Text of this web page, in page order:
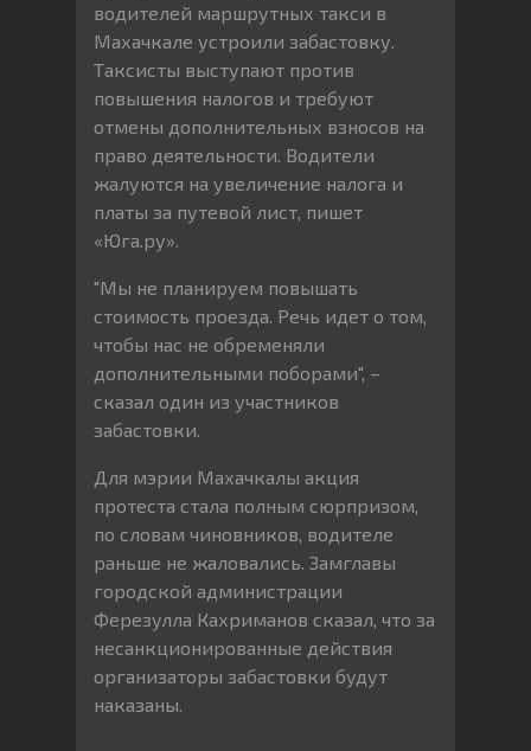
водителей маршрутных такси в
Махачкале устроили забастовку.
Таксисты выступают против
повышения налогов и требуют
отмены дополнительных взносов на
право деятельности. Водители
жалуются на увеличение налога и
платы за путевой лист, пишет
«Юга.ру».
"Мы не планируем повышать
стоимость проезда. Речь идет о том,
чтобы нас не обременяли
дополнительными поборами", –
сказал один из участников
забастовки.
Для мэрии Махачкалы акция
протеста стала полным сюрпризом,
по словам чиновников, водителе
раньше не жаловались. Замглавы
городской администрации
Ферезулла Кахриманов сказал, что за
несанкционированные действия
организаторы забастовки будут
наказаны.